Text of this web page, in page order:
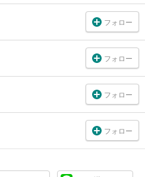
フォロー
フォロー
フォロー
フォロー